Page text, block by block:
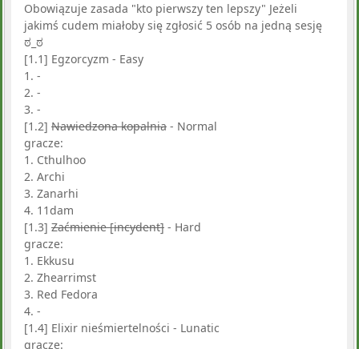
Obowiązuje zasada "kto pierwszy ten lepszy" Jeżeli
jakimś cudem miałoby się zgłosić 5 osób na jedną sesję
ಠ_ಠ
[1.1] Egzorcyzm - Easy
1. -
2. -
3. -
[1.2] Nawiedzona kopalnia - Normal
gracze:
1. Cthulhoo
2. Archi
3. Zanarhi
4. 11dam
[1.3] Zaćmienie [incydent] - Hard
gracze:
1. Ekkusu
2. Zhearrimst
3. Red Fedora
4. -
[1.4] Elixir nieśmiertelności - Lunatic
gracze: